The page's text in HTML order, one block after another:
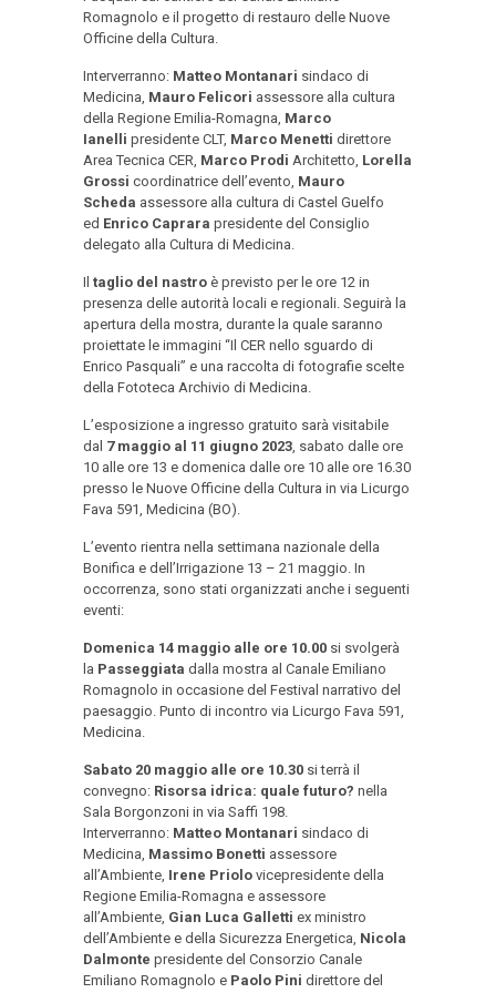
Romagnolo e il progetto di restauro delle Nuove
Officine della Cultura.
Interverranno: Matteo Montanari sindaco di
Medicina, Mauro Felicori assessore alla cultura
della Regione Emilia-Romagna, Marco
Ianelli presidente CLT, Marco Menetti direttore
Area Tecnica CER, Marco Prodi Architetto, Lorella
Grossi coordinatrice dell’evento, Mauro
Scheda assessore alla cultura di Castel Guelfo
ed Enrico Caprara presidente del Consiglio
delegato alla Cultura di Medicina.
Iltaglio del nastro è previsto per le ore 12 in
presenza delle autorità locali e regionali. Seguirà la
apertura della mostra, durante la quale saranno
proiettate le immagini “Il CER nello sguardo di
Enrico Pasquali” e una raccolta di fotografie scelte
della Fototeca Archivio di Medicina.
L’esposizione a ingresso gratuito sarà visitabile
dal 7 maggio al 11 giugno 2023, sabato dalle ore
10 alle ore 13 e domenica dalle ore 10 alle ore 16.30
presso le Nuove Officine della Cultura in via Licurgo
Fava 591, Medicina (BO).
L’evento rientra nella settimana nazionale della
Bonifica e dell’Irrigazione 13 – 21 maggio. In
occorrenza, sono stati organizzati anche i seguenti
eventi:
Domenica 14 maggio alle ore 10.00 si svolgerà
la Passeggiata dalla mostra al Canale Emiliano
Romagnolo in occasione del Festival narrativo del
paesaggio. Punto di incontro via Licurgo Fava 591,
Medicina.
Sabato 20 maggio alle ore 10.30 si terrà il
convegno: Risorsa idrica: quale futuro? nella
Sala Borgonzoni in via Saffi 198.
Interverranno: Matteo Montanari sindaco di
Medicina, Massimo Bonetti assessore
all’Ambiente, Irene Priolo vicepresidente della
Regione Emilia-Romagna e assessore
all’Ambiente, Gian Luca Galletti ex ministro
dell’Ambiente e della Sicurezza Energetica, Nicola
Dalmonte presidente del Consorzio Canale
Emiliano Romagnolo e Paolo Pini direttore del